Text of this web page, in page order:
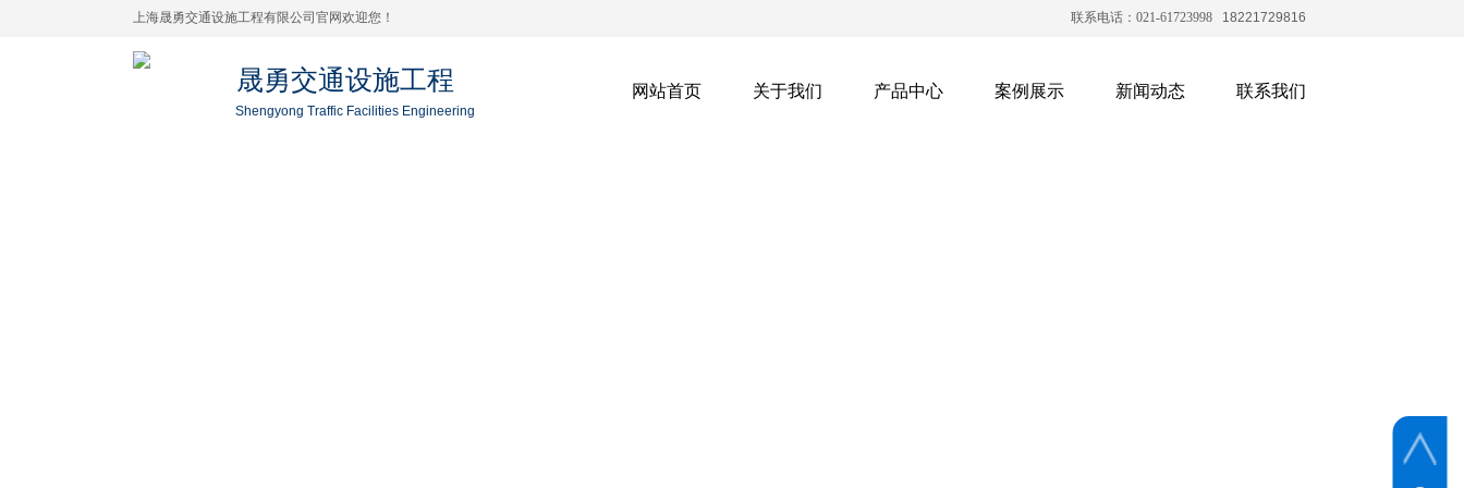
上海晟勇交通设施工程有限公司官网欢迎您！ 联系电话： 021-61723998 18221729816
晟勇交通设施工程
Shengyong Traffic Facilities Engineering
网站首页 关于我们 产品中心 案例展示 新闻动态 联系我们